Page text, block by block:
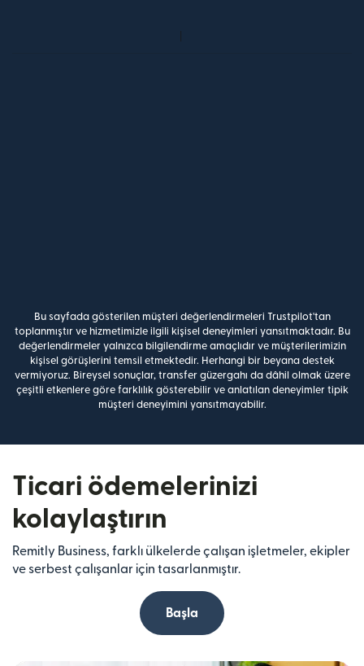
Bu sayfada gösterilen müşteri değerlendirmeleri Trustpilot'tan
toplanmıştır ve hizmetimizle ilgili kişisel deneyimleri yansıtmaktadır. Bu
değerlendirmeler yalnızca bilgilendirme amaçlıdır ve müşterilerimizin
kişisel görüşlerini temsil etmektedir. Herhangi bir beyana destek
vermiyoruz. Bireysel sonuçlar, transfer güzergahı da dâhil olmak üzere
çeşitli etkenlere göre farklılık gösterebilir ve anlatılan deneyimler tipik
müşteri deneyimini yansıtmayabilir.
Ticari ödemelerinizi
kolaylaştırın
Remitly Business, farklı ülkelerde çalışan işletmeler, ekipler
ve serbest çalışanlar için tasarlanmıştır.
Başla